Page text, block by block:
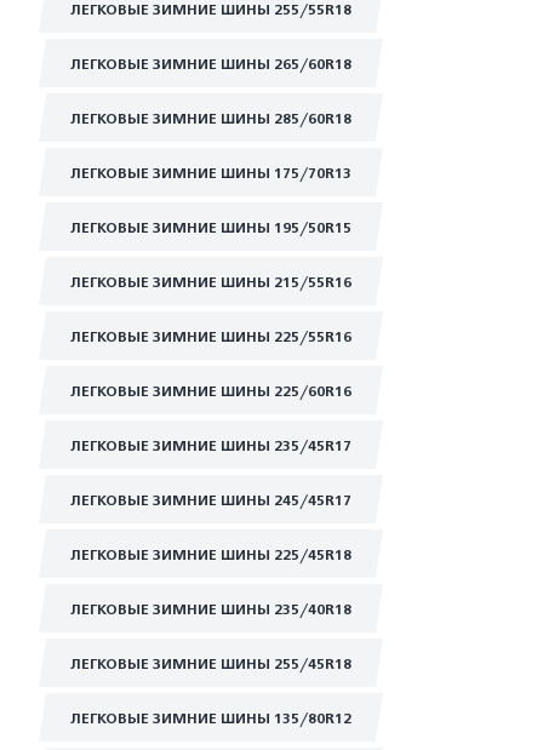
ЛЕГКОВЫЕ ЗИМНИЕ ШИНЫ 255/55R18
ЛЕГКОВЫЕ ЗИМНИЕ ШИНЫ 265/60R18
ЛЕГКОВЫЕ ЗИМНИЕ ШИНЫ 285/60R18
ЛЕГКОВЫЕ ЗИМНИЕ ШИНЫ 175/70R13
ЛЕГКОВЫЕ ЗИМНИЕ ШИНЫ 195/50R15
ЛЕГКОВЫЕ ЗИМНИЕ ШИНЫ 215/55R16
ЛЕГКОВЫЕ ЗИМНИЕ ШИНЫ 225/55R16
ЛЕГКОВЫЕ ЗИМНИЕ ШИНЫ 225/60R16
ЛЕГКОВЫЕ ЗИМНИЕ ШИНЫ 235/45R17
ЛЕГКОВЫЕ ЗИМНИЕ ШИНЫ 245/45R17
ЛЕГКОВЫЕ ЗИМНИЕ ШИНЫ 225/45R18
ЛЕГКОВЫЕ ЗИМНИЕ ШИНЫ 235/40R18
ЛЕГКОВЫЕ ЗИМНИЕ ШИНЫ 255/45R18
ЛЕГКОВЫЕ ЗИМНИЕ ШИНЫ 135/80R12